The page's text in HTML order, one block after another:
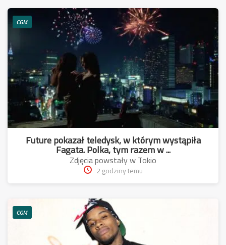
CGM
Future pokazał teledysk, w którym wystąpiła
Fagata. Polka, tym razem w ...
Zdjęcia powstały w Tokio
2 godziny temu
CGM